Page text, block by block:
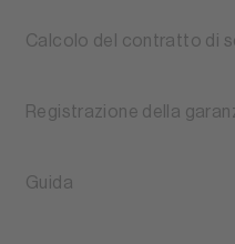
Calcolo del contratto di
Registrazione della
Guida